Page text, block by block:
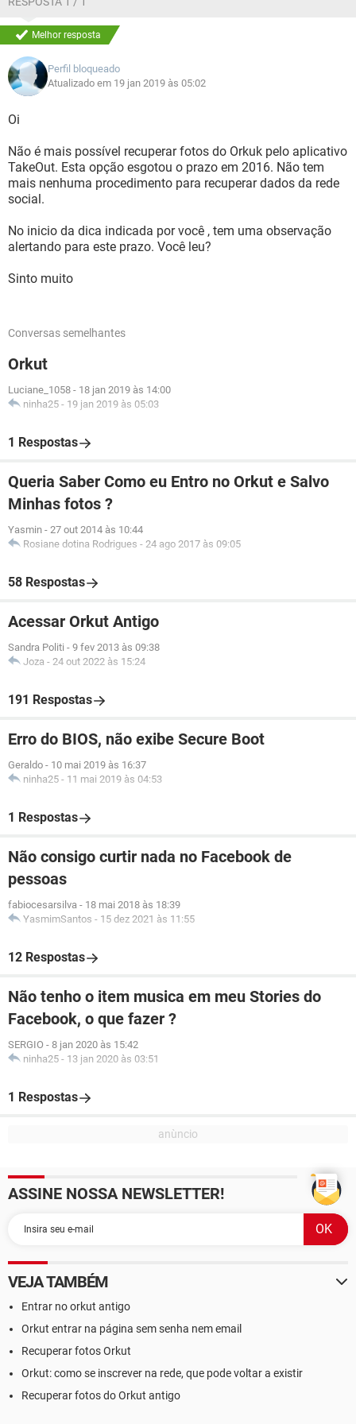
Melhor resposta
Perfil bloqueado
Atualizado em 19 jan 2019 às 05:02
Oi
Não é mais possível recuperar fotos do Orkuk pelo aplicativo
TakeOut. Esta opção esgotou o prazo em 2016. Não tem
mais nenhuma procedimento para recuperar dados da rede
social.
No inicio da dica indicada por você , tem uma observação
alertando para este prazo. Você leu?
Sinto muito
Conversas semelhantes
Orkut
Luciane_1058 - 18 jan 2019 às 14:00
ninha25 - 19 jan 2019 às 05:03
1 Respostas
Queria Saber Como eu Entro no Orkut e Salvo
Minhas fotos ?
Yasmin - 27 out 2014 às 10:44
Rosiane dotina Rodrigues - 24 ago 2017 às 09:05
58 Respostas
Acessar Orkut Antigo
Sandra Politi - 9 fev 2013 às 09:38
Joza - 24 out 2022 às 15:24
191 Respostas
Erro do BIOS, não exibe Secure Boot
Geraldo - 10 mai 2019 às 16:37
ninha25 - 11 mai 2019 às 04:53
1 Respostas
Não consigo curtir nada no Facebook de
pessoas
fabiocesarsilva - 18 mai 2018 às 18:39
YasmimSantos - 15 dez 2021 às 11:55
12 Respostas
Não tenho o item musica em meu Stories do
Facebook, o que fazer ?
SERGIO - 8 jan 2020 às 15:42
ninha25 - 13 jan 2020 às 03:51
1 Respostas
ASSINE NOSSA NEWSLETTER!
VEJA TAMBÉM
Entrar no orkut antigo
Orkut entrar na página sem senha nem email
Recuperar fotos Orkut
Orkut: como se inscrever na rede, que pode voltar a existir
Recuperar fotos do Orkut antigo